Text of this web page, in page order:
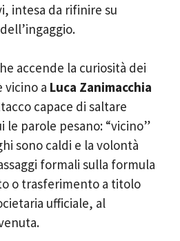
intesa da rifinire su
accende la curiosità dei
vicino a Luca Zanimacchia
capace di saltare
le parole pesano: “vicino”
sono caldi e la volontà
formali sulla formula
o trasferimento a titolo
ufficiale, al